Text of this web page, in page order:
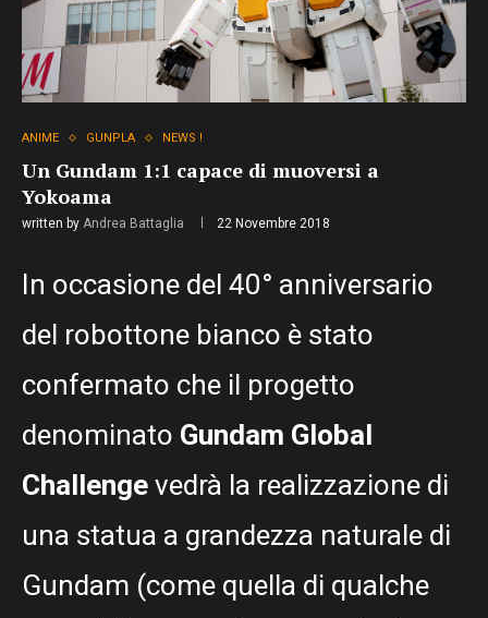
ANIME GUNPLA NEWS !
Un Gundam 1:1 capace di muoversi a
Yokoama
written by Andrea Battaglia 22 Novembre 2018
In occasione del 40° anniversario
del robottone bianco è stato
confermato che il progetto
denominato Gundam Global
Challenge vedrà la realizzazione di
una statua a grandezza naturale di
Gundam (come quella di qualche